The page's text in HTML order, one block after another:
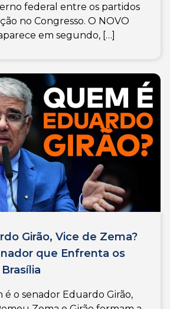
federal entre os partidos
no Congresso. O NOVO
em segundo, […]
Girão, Vice de Zema?
que Enfrenta os
é o senador Eduardo Girão,